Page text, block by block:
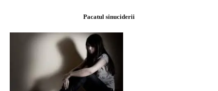
Pacatul sinuciderii